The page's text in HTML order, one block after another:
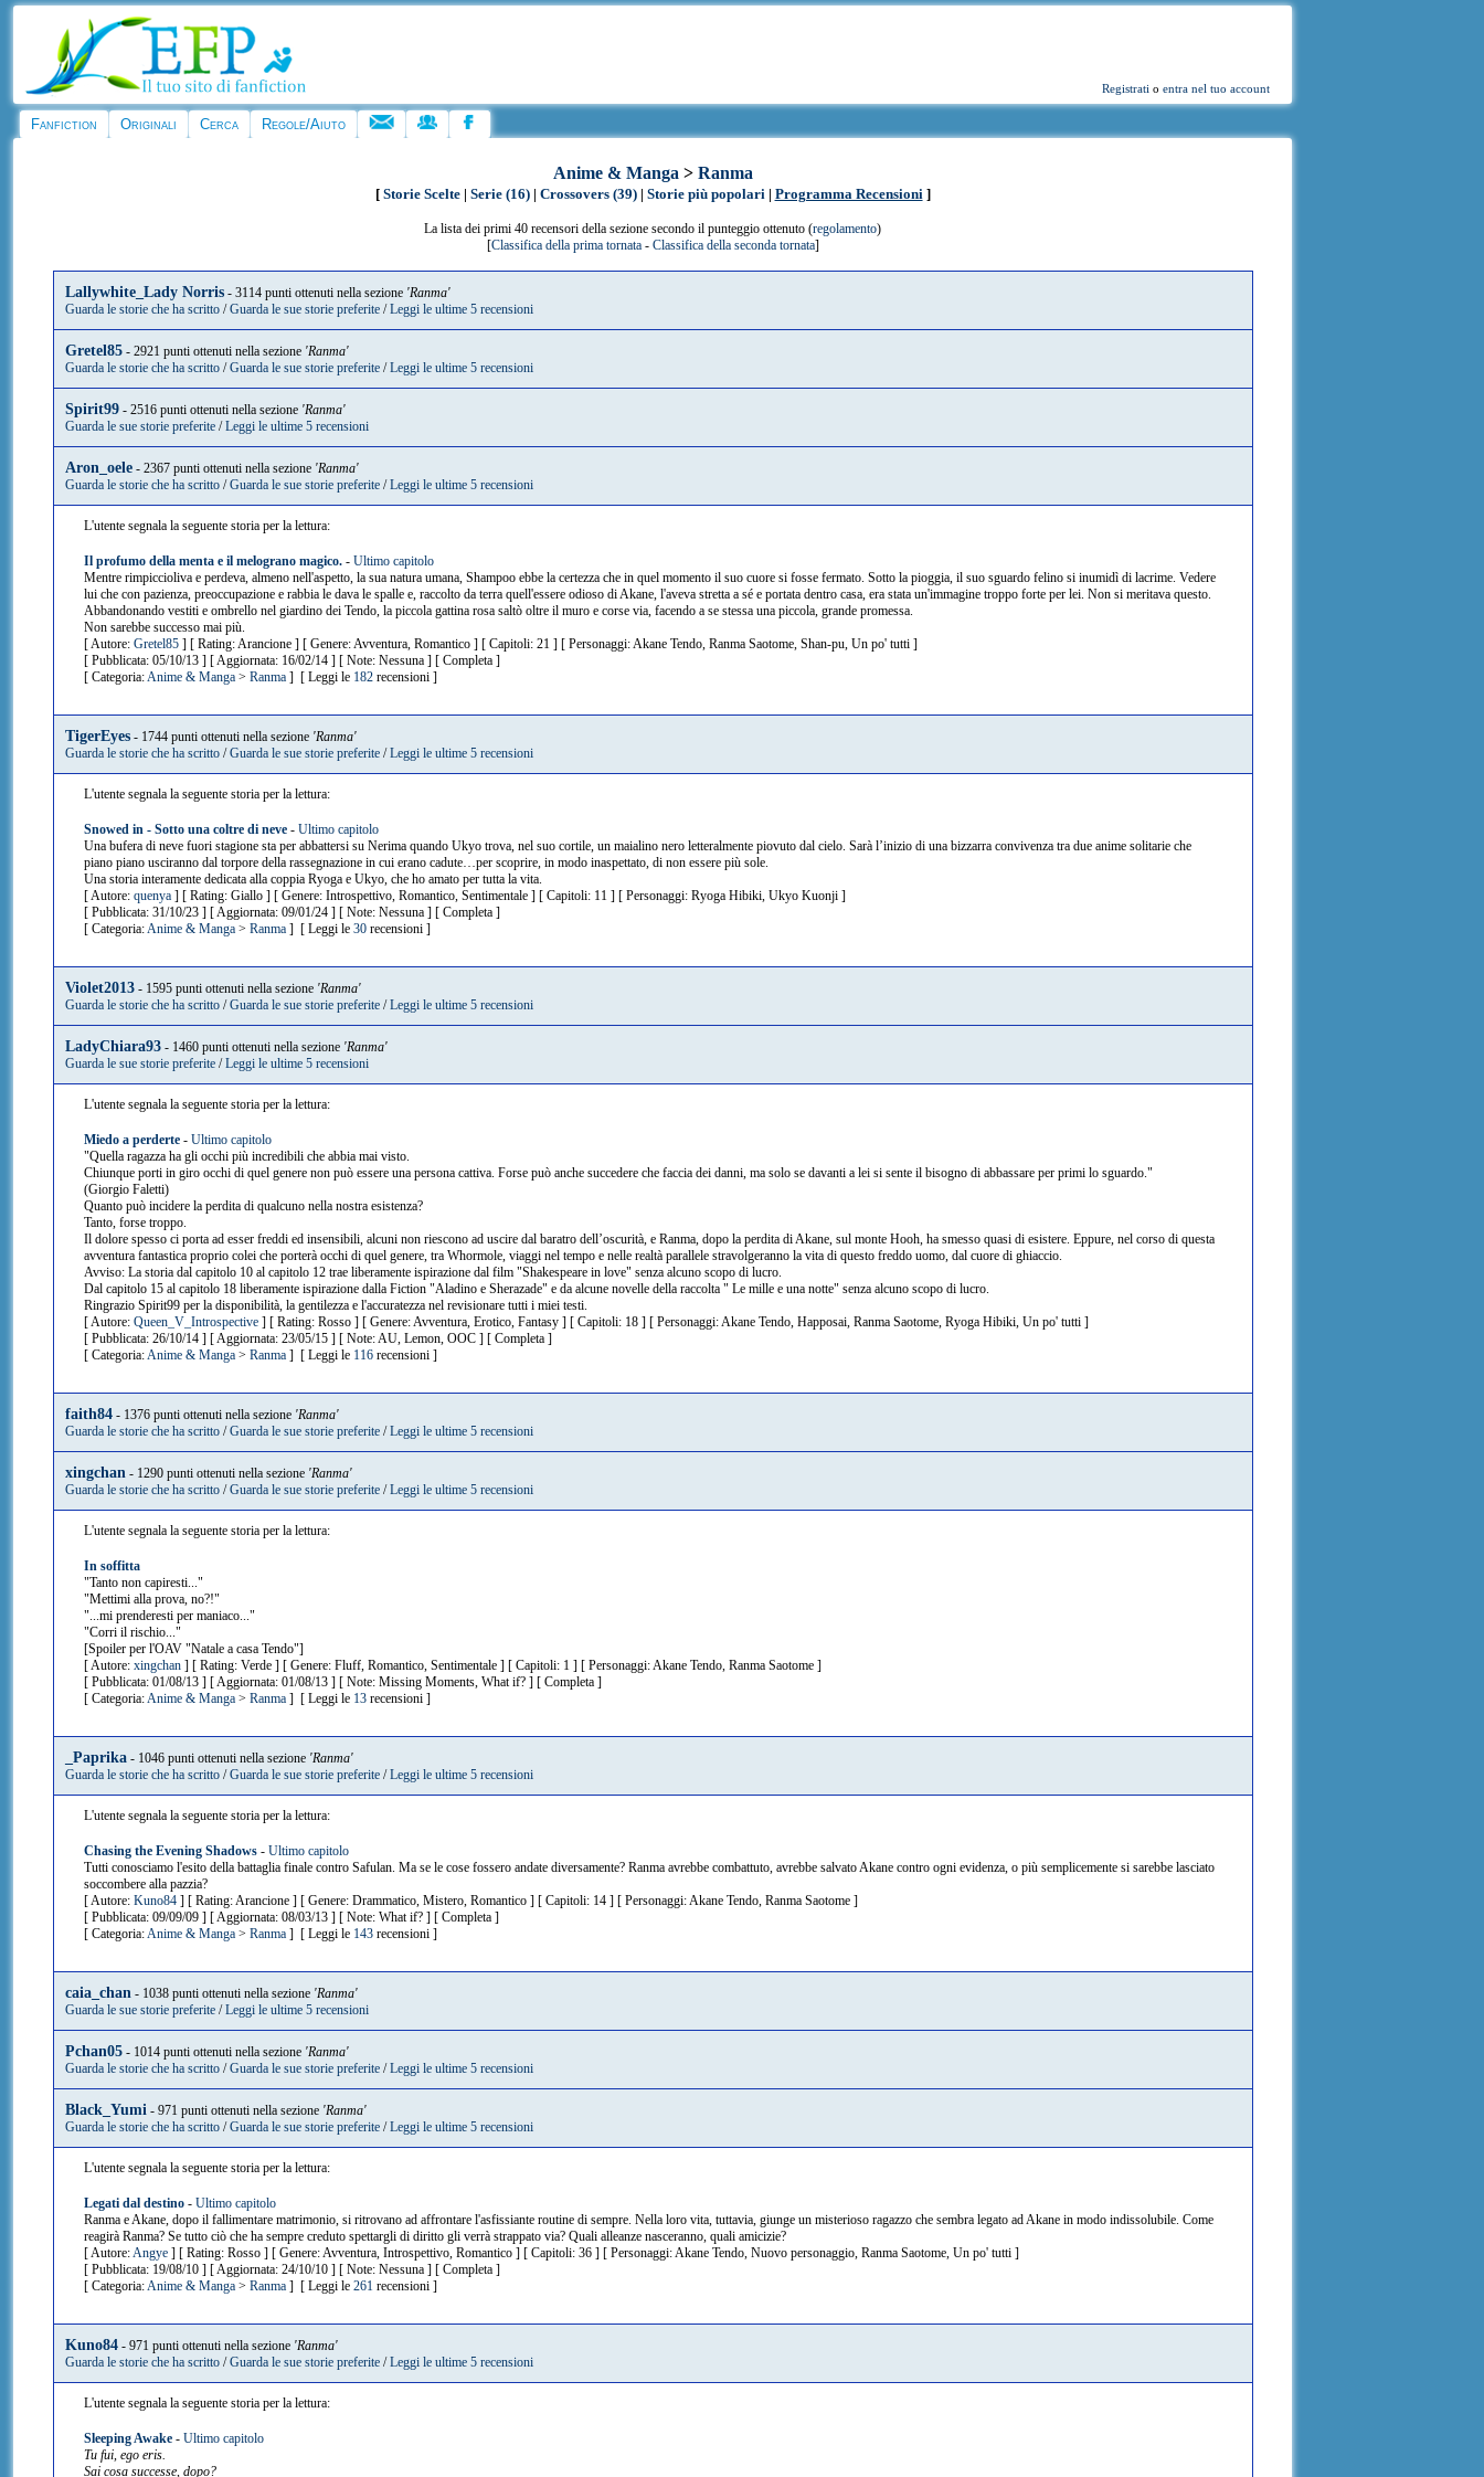
Registrati oentra nel tuo account
Fanfiction Originali Cerca Regole/Aiuto
Anime & Manga > Ranma
[ Storie Scelte| Serie (16)| Crossovers (39)| Storie più popolari| Programma Recensioni]
La lista dei primi 40 recensori della sezione secondo il punteggio ottenuto (regolamento)
[Classifica della prima tornata- Classifica della seconda tornata]
Lallywhite_Lady Norris- 3114 punti ottenuti nella sezione 'Ranma'
Guarda le storie che ha scritto/Guarda le sue storie preferite/Leggi le ultime 5 recensioni
Gretel85- 2921 punti ottenuti nella sezione 'Ranma'
Guarda le storie che ha scritto/Guarda le sue storie preferite/Leggi le ultime 5 recensioni
Spirit99- 2516 punti ottenuti nella sezione 'Ranma'
Guarda le sue storie preferite/Leggi le ultime 5 recensioni
Aron_oele- 2367 punti ottenuti nella sezione 'Ranma'
Guarda le storie che ha scritto/Guarda le sue storie preferite/Leggi le ultime 5 recensioni
L'utente segnala la seguente storia per la lettura:
Il profumo della menta e il melograno magico.- Ultimo capitolo
Mentre rimpiccioliva e perdeva, almeno nell'aspetto, la sua natura umana, Shampoo ebbe la certezza che in quel momento il suo cuore si fosse fermato. Sotto la pioggia, il suo sguardo felino si inumidì di lacrime. Vedere
lui che con pazienza, preoccupazione e rabbia le dava le spalle e, raccolto da terra quell'essere odioso di Akane, l'aveva stretta a sé e portata dentro casa, era stata un'immagine troppo forte per lei. Non si meritava questo.
Abbandonando vestiti e ombrello nel giardino dei Tendo, la piccola gattina rosa saltò oltre il muro e corse via, facendo a se stessa una piccola, grande promessa.
Non sarebbe successo mai più.
[ Autore: Gretel85] [ Rating: Arancione ] [ Genere: Avventura, Romantico ] [ Capitoli: 21 ] [ Personaggi: Akane Tendo, Ranma Saotome, Shan-pu, Un po' tutti ]
[ Pubblicata: 05/10/13 ] [ Aggiornata: 16/02/14 ] [ Note: Nessuna ] [ Completa ]
[ Categoria:Anime & Manga> Ranma] [ Leggi le 182recensioni ]
TigerEyes- 1744 punti ottenuti nella sezione 'Ranma'
Guarda le storie che ha scritto/Guarda le sue storie preferite/Leggi le ultime 5 recensioni
L'utente segnala la seguente storia per la lettura:
Snowed in - Sotto una coltre di neve- Ultimo capitolo
Una bufera di neve fuori stagione sta per abbattersi su Nerima quando Ukyo trova, nel suo cortile, un maialino nero letteralmente piovuto dal cielo. Sarà l’inizio di una bizzarra convivenza tra due anime solitarie che
piano piano usciranno dal torpore della rassegnazione in cui erano cadute…per scoprire, in modo inaspettato, di non essere più sole.
Una storia interamente dedicata alla coppia Ryoga e Ukyo, che ho amato per tutta la vita.
[ Autore: quenya] [ Rating: Giallo ] [ Genere: Introspettivo, Romantico, Sentimentale ] [ Capitoli: 11 ] [ Personaggi: Ryoga Hibiki, Ukyo Kuonji ]
[ Pubblicata: 31/10/23 ] [ Aggiornata: 09/01/24 ] [ Note: Nessuna ] [ Completa ]
[ Categoria:Anime & Manga> Ranma] [ Leggi le 30recensioni ]
Violet2013- 1595 punti ottenuti nella sezione 'Ranma'
Guarda le storie che ha scritto/Guarda le sue storie preferite/Leggi le ultime 5 recensioni
LadyChiara93- 1460 punti ottenuti nella sezione 'Ranma'
Guarda le sue storie preferite/Leggi le ultime 5 recensioni
L'utente segnala la seguente storia per la lettura:
Miedo a perderte- Ultimo capitolo
"Quella ragazza ha gli occhi più incredibili che abbia mai visto.
Chiunque porti in giro occhi di quel genere non può essere una persona cattiva. Forse può anche succedere che faccia dei danni, ma solo se davanti a lei si sente il bisogno di abbassare per primi lo sguardo."
(Giorgio Faletti)
Quanto può incidere la perdita di qualcuno nella nostra esistenza?
Tanto, forse troppo.
Il dolore spesso ci porta ad esser freddi ed insensibili, alcuni non riescono ad uscire dal baratro dell’oscurità, e Ranma, dopo la perdita di Akane, sul monte Hooh, ha smesso quasi di esistere. Eppure, nel corso di questa
avventura fantastica proprio colei che porterà occhi di quel genere, tra Whormole, viaggi nel tempo e nelle realtà parallele stravolgeranno la vita di questo freddo uomo, dal cuore di ghiaccio.
Avviso: La storia dal capitolo 10 al capitolo 12 trae liberamente ispirazione dal film "Shakespeare in love" senza alcuno scopo di lucro.
Dal capitolo 15 al capitolo 18 liberamente ispirazione dalla Fiction "Aladino e Sherazade" e da alcune novelle della raccolta " Le mille e una notte" senza alcuno scopo di lucro.
Ringrazio Spirit99 per la disponibilità, la gentilezza e l'accuratezza nel revisionare tutti i miei testi.
[ Autore: Queen_V_Introspective] [ Rating: Rosso ] [ Genere: Avventura, Erotico, Fantasy ] [ Capitoli: 18 ] [ Personaggi: Akane Tendo, Happosai, Ranma Saotome, Ryoga Hibiki, Un po' tutti ]
[ Pubblicata: 26/10/14 ] [ Aggiornata: 23/05/15 ] [ Note: AU, Lemon, OOC ] [ Completa ]
[ Categoria:Anime & Manga> Ranma] [ Leggi le 116recensioni ]
faith84- 1376 punti ottenuti nella sezione 'Ranma'
Guarda le storie che ha scritto/Guarda le sue storie preferite/Leggi le ultime 5 recensioni
xingchan- 1290 punti ottenuti nella sezione 'Ranma'
Guarda le storie che ha scritto/Guarda le sue storie preferite/Leggi le ultime 5 recensioni
L'utente segnala la seguente storia per la lettura:
In soffitta
"Tanto non capiresti..."
"Mettimi alla prova, no?!"
"...mi prenderesti per maniaco..."
"Corri il rischio..."
[Spoiler per l'OAV "Natale a casa Tendo"]
[ Autore: xingchan] [ Rating: Verde ] [ Genere: Fluff, Romantico, Sentimentale ] [ Capitoli: 1 ] [ Personaggi: Akane Tendo, Ranma Saotome ]
[ Pubblicata: 01/08/13 ] [ Aggiornata: 01/08/13 ] [ Note: Missing Moments, What if? ] [ Completa ]
[ Categoria:Anime & Manga> Ranma] [ Leggi le 13recensioni ]
_Paprika- 1046 punti ottenuti nella sezione 'Ranma'
Guarda le storie che ha scritto/Guarda le sue storie preferite/Leggi le ultime 5 recensioni
L'utente segnala la seguente storia per la lettura:
Chasing the Evening Shadows- Ultimo capitolo
Tutti conosciamo l'esito della battaglia finale contro Safulan. Ma se le cose fossero andate diversamente? Ranma avrebbe combattuto, avrebbe salvato Akane contro ogni evidenza, o più semplicemente si sarebbe lasciato
soccombere alla pazzia?
[ Autore: Kuno84] [ Rating: Arancione ] [ Genere: Drammatico, Mistero, Romantico ] [ Capitoli: 14 ] [ Personaggi: Akane Tendo, Ranma Saotome ]
[ Pubblicata: 09/09/09 ] [ Aggiornata: 08/03/13 ] [ Note: What if? ] [ Completa ]
[ Categoria:Anime & Manga> Ranma] [ Leggi le 143recensioni ]
caia_chan- 1038 punti ottenuti nella sezione 'Ranma'
Guarda le sue storie preferite/Leggi le ultime 5 recensioni
Pchan05- 1014 punti ottenuti nella sezione 'Ranma'
Guarda le storie che ha scritto/Guarda le sue storie preferite/Leggi le ultime 5 recensioni
Black_Yumi- 971 punti ottenuti nella sezione 'Ranma'
Guarda le storie che ha scritto/Guarda le sue storie preferite/Leggi le ultime 5 recensioni
L'utente segnala la seguente storia per la lettura:
Legati dal destino- Ultimo capitolo
Ranma e Akane, dopo il fallimentare matrimonio, si ritrovano ad affrontare l'asfissiante routine di sempre. Nella loro vita, tuttavia, giunge un misterioso ragazzo che sembra legato ad Akane in modo indissolubile. Come
reagirà Ranma? Se tutto ciò che ha sempre creduto spettargli di diritto gli verrà strappato via? Quali alleanze nasceranno, quali amicizie?
[ Autore:Angye] [ Rating: Rosso ] [ Genere: Avventura, Introspettivo, Romantico ] [ Capitoli: 36 ] [ Personaggi: Akane Tendo, Nuovo personaggio, Ranma Saotome, Un po' tutti ]
[ Pubblicata: 19/08/10 ] [ Aggiornata: 24/10/10 ] [ Note: Nessuna ] [ Completa ]
[ Categoria:Anime & Manga> Ranma] [ Leggi le 261recensioni ]
Kuno84- 971 punti ottenuti nella sezione 'Ranma'
Guarda le storie che ha scritto/Guarda le sue storie preferite/Leggi le ultime 5 recensioni
L'utente segnala la seguente storia per la lettura:
Sleeping Awake- Ultimo capitolo
Tu fui, ego eris.
Sai cosa successe, dopo?